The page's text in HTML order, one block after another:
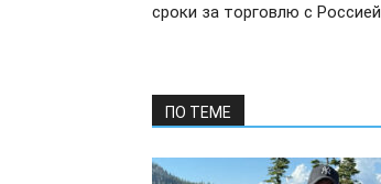
сроки за торговлю с Россией
ПО ТЕМЕ